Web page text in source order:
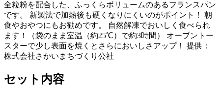
全粒粉を配合した、ふっくらボリュームのあるフランスパン
です。 新製法で加熱後も硬くなりにくいのがポイント！ 朝
食やおやつにもお勧めです。 自然解凍でおいしく食べられ
ます！（袋のまま室温（約25℃）で約3時間） オーブントー
スターで少し表面を焼くとさらにおいしさアップ！ 提供：
株式会社さかいまちづくり公社
セット内容